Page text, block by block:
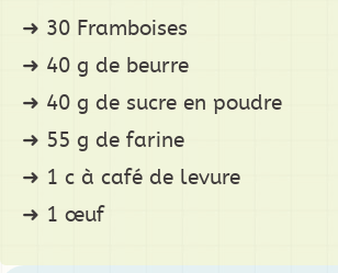
30 Framboises
40 g de beurre
40 g de sucre en poudre
55 g de farine
1 c à café de levure
1 œuf